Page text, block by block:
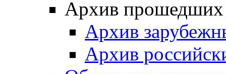
Архив прошедших
Архив
Архив